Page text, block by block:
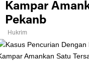
Kampar
Pekanb
Hukrim